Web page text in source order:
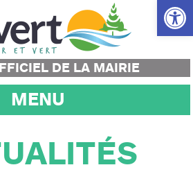
Ouvrir
DE LA MAIRIE
MENU